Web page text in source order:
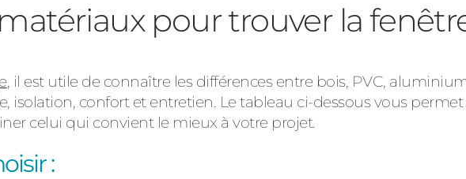
pour trouver la
, il est utile de connaître les différences entre bois, PVC,
isolation, confort et entretien. Le tableau ci-dessous vous
celui qui convient le mieux à votre projet.
: